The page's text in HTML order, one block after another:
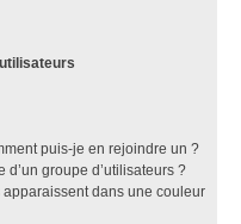
puis-je en rejoindre un ?
groupe d’utilisateurs ?
dans une couleur